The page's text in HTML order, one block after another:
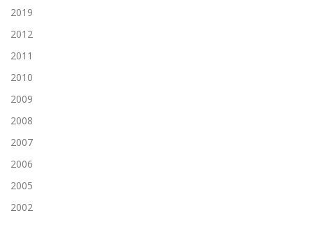
2019
2012
2011
2010
2009
2008
2007
2006
2005
2002